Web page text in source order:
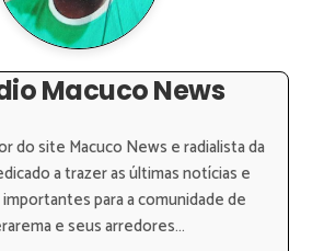
Macuco News
do site Macuco News e radialista da
a trazer as últimas notícias e
para a comunidade de
e seus arredores...